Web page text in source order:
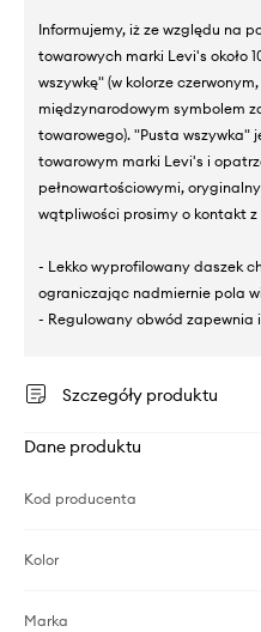
Informujemy, iż ze względu na
towarowych marki Levi's około
wszywkę" (w kolorze
międzynarodowym symbolem
towarowego). "Pusta wszywka"
towarowym marki Levi's i
pełnowartościowymi,
wątpliwości prosimy o kontakt z
- Lekko wyprofilowany daszek
ograniczając nadmiernie pola
- Regulowany obwód
Szczegóły produktu
Dane produktu
Kod producenta
Kolor
Marka